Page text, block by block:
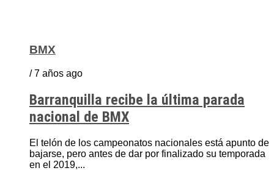
BMX
/ 7 años ago
Barranquilla recibe la última parada
nacional de BMX
El telón de los campeonatos nacionales está apunto de
bajarse, pero antes de dar por finalizado su temporada
en el 2019,...